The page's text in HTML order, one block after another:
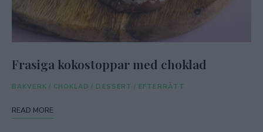
Frasiga kokostoppar med choklad
BAKVERK / CHOKLAD / DESSERT / EFTERRÄTT
READ MORE